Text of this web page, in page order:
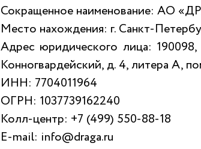
Сокращенное наименование: АО
Место нахождения: г. Санкт-
Адрес юридического лица: 190098,
Конногвардейский, д. 4, литера А,
ИНН: 7704011964
ОГРН: 1037739162240
Колл-центр: +7 (499) 550-88-18
E-mail: info@draga.ru